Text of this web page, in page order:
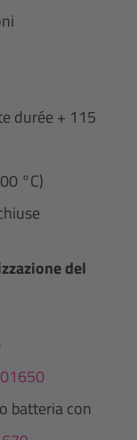
durée + 115
°C)
del
batteria con